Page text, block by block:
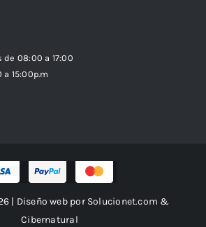
de 08:00 a 17:00
15:00p.m
| Diseño web por Solucionet.com &
Cibernatural